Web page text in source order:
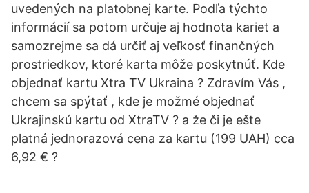
uvedených na platobnej karte. Podľa týchto
informácií sa potom určuje aj hodnota kariet a
samozrejme sa dá určiť aj veľkosť finančných
prostriedkov, ktoré karta môže poskytnúť. Kde
objednať kartu Xtra TV Ukraina ? Zdravím Vás ,
chcem sa spýtať , kde je možmé objednať
Ukrajinskú kartu od XtraTV ? a že či je ešte
platná jednorazová cena za kartu (199 UAH) cca
6,92 € ?